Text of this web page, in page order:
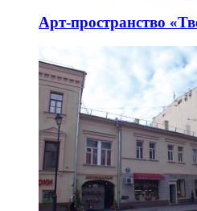
Арт-пространство